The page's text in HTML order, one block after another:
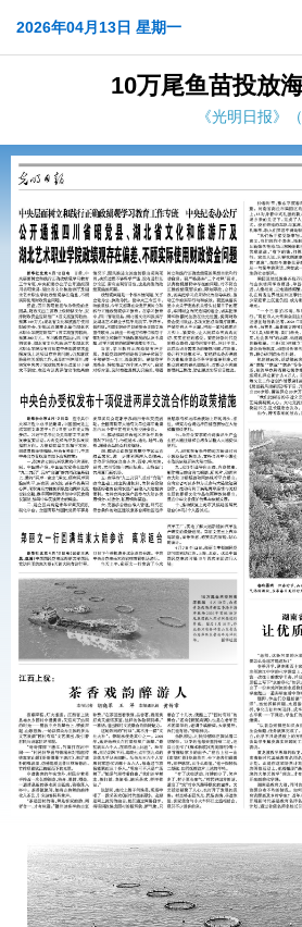
2026年04月13日 星期一
10万尾鱼苗投放
《光明日报》